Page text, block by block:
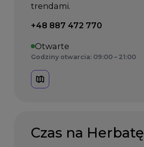
trendami.
Telefon kontaktowy:
+48 887 472 770
Otwarte
Godziny otwarcia: 09:00 – 21:00
Czas na Herbatę